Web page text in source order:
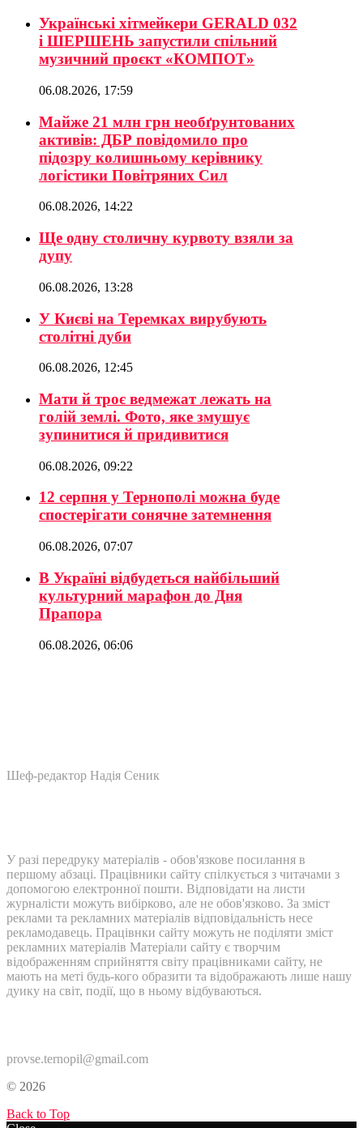
Українські хітмейкери GERALD 032
і ШЕРШЕНЬ запустили спільний
музичний проєкт «КОМПОТ»
06.08.2026, 17:59
Майже 21 млн грн необґрунтованих
активів: ДБР повідомило про
підозру колишньому керівнику
логістики Повітряних Сил
06.08.2026, 14:22
Ще одну столичну курвоту взяли за
дупу
06.08.2026, 13:28
У Києві на Теремках вирубують
столітні дуби
06.08.2026, 12:45
Мати й троє ведмежат лежать на
голій землі. Фото, яке змушує
зупинитися й придивитися
06.08.2026, 09:22
12 серпня у Тернополі можна буде
спостерігати сонячне затемнення
06.08.2026, 07:07
В Україні відбудеться найбільший
культурний марафон до Дня
Прапора
06.08.2026, 06:06
Шеф-редактор Надія Сеник
У разі передруку матеріалів - обов'язкове посилання в
першому абзаці. Працівники сайту спілкується з читачами з
допомогою електронної пошти. Відповідати на листи
журналісти можуть вибірково, але не обов'язково. За зміст
реклами та рекламних матеріалів відповідальність несе
рекламодавець. Працівнки сайту можуть не поділяти зміст
рекламних матеріалів Матеріали сайту є творчим
відображенням сприйняття світу працівниками сайту, не
мають на меті будь-кого образити та відображають лише нашу
дуику на світ, події, що в ньому відбуваються.
provse.ternopil@gmail.com
© 2026
Back to Top